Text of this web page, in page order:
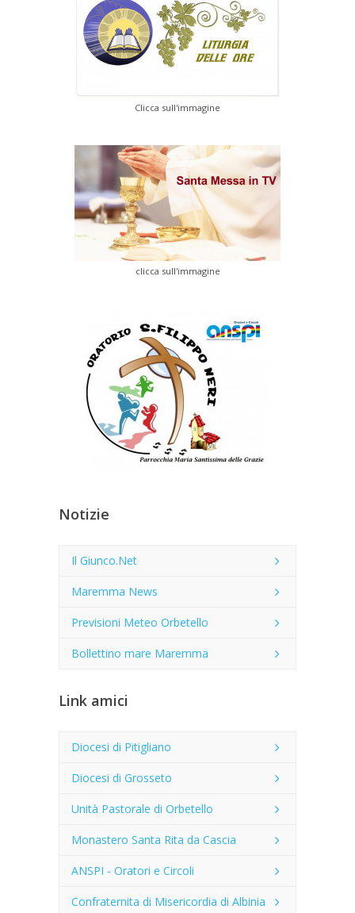
Clicca sull'immagine
clicca sull'immagine
Notizie
Il Giunco.Net
Maremma News
Previsioni Meteo Orbetello
Bollettino mare Maremma
Link amici
Diocesi di Pitigliano
Diocesi di Grosseto
Unità Pastorale di Orbetello
Monastero Santa Rita da Cascia
ANSPI - Oratori e Circoli
Confraternita di Misericordia di Albinia